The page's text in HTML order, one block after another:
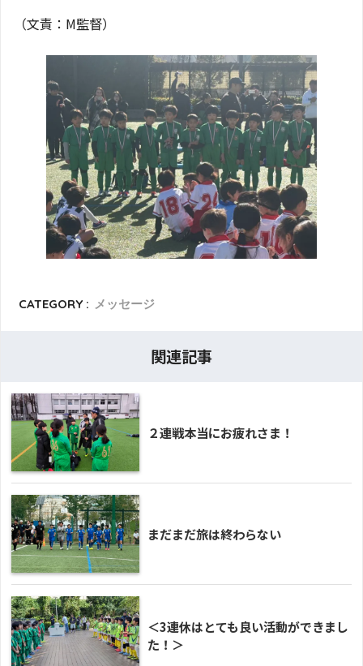
（文責：M監督）
CATEGORY : メッセージ
関連記事
２連戦本当にお疲れさま！
まだまだ旅は終わらない
＜3連休はとても良い活動ができまし
た！＞